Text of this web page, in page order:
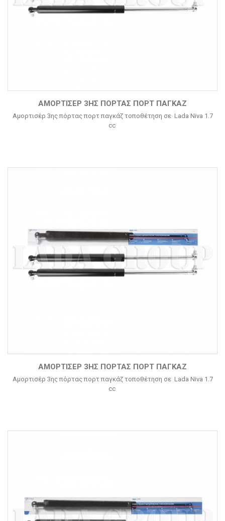
ΑΜΟΡΤΙΣΈΡ 3ΗΣ ΠΌΡΤΑΣ ΠΟΡΤ ΠΑΓΚΆΖ
Αμορτισέρ 3ης πόρτας πορτ παγκάζ τοποθέτηση σε Lada Niva 1.7
cc
ΑΜΟΡΤΙΣΈΡ 3ΗΣ ΠΌΡΤΑΣ ΠΟΡΤ ΠΑΓΚΆΖ
Αμορτισέρ 3ης πόρτας πορτ παγκάζ τοποθέτηση σε Lada Niva 1.7
cc